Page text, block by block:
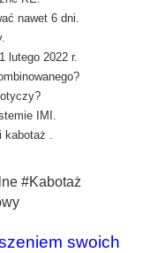
nawet 6 dni.
lutego 2022 r.
IMI.
kabotaż .
#Kabotaż
swoich